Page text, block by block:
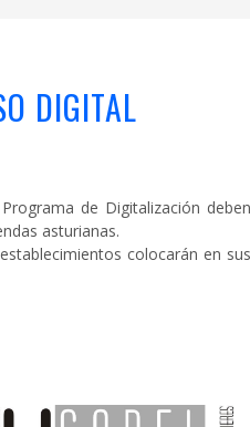
DIGITAL
de Digitalización deben
asturianas.
colocarán en sus